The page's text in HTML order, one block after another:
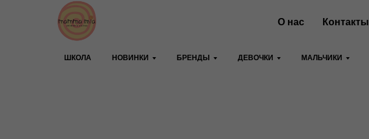
О нас Контакты
ШКОЛА НОВИНКИ БРЕНДЫ ДЕВОЧКИ МАЛЬЧИКИ